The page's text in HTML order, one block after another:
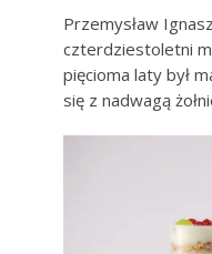
Przemysław
czterdziestoletni
pięcioma laty był
się z nadwagą